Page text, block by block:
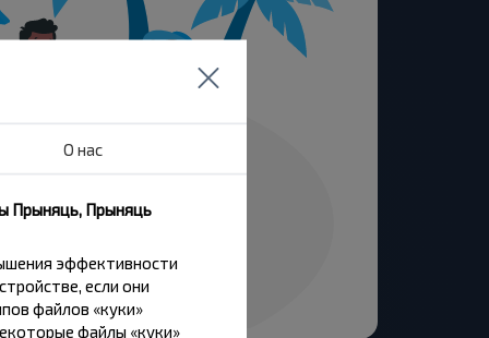
О нас
Прыняць, Прыняць
эффективности
если они
файлов «куки»
файлы «куки»